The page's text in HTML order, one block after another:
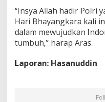
“Insya Allah hadir Polri
Hari Bhayangkara kali
dalam mewujudkan
tumbuh,” harap Aras.
Laporan: Hasanuddin